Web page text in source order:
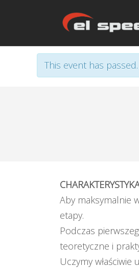
This event has passed.
Aby maksymalnie
etapy.
Podczas
teoretyczne i
Uczymy